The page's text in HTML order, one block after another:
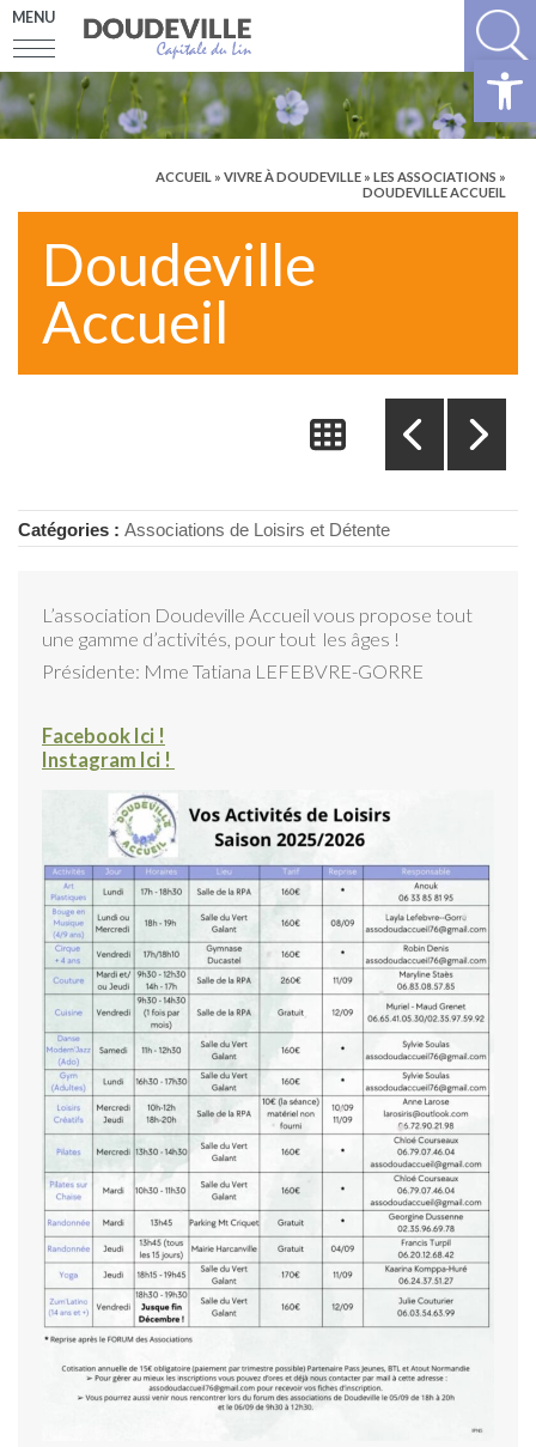
MENU
ACCUEIL » VIVRE À DOUDEVILLE » LES ASSOCIATIONS »
DOUDEVILLE ACCUEIL
Doudeville
Accueil
Catégories : Associations de Loisirs et Détente
L’association Doudeville Accueil vous propose tout
une gamme d’activités, pour tout les âges !
Présidente: Mme Tatiana LEFEBVRE-GORRE
Facebook Ici !
Instagram Ici !